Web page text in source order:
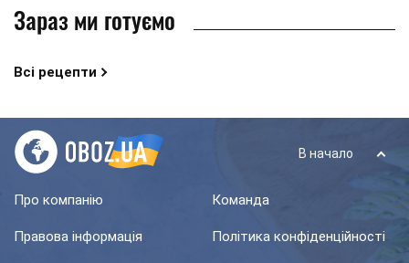
Зараз ми готуємо
Всі рецепти
В начало
Про компанію Команда
Правова інформація Політика конфіденційності